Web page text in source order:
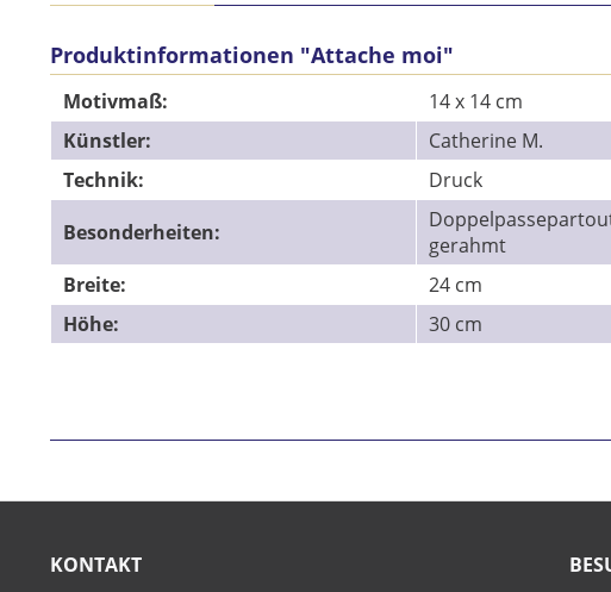
Produktinformationen "Attache moi"
Motivmaß:
14 x 14 cm
Künstler:
Catherine M.
Technik:
Druck
Besonderheiten:
gerahmt
Breite:
24 cm
Höhe:
30 cm
KONTAKT